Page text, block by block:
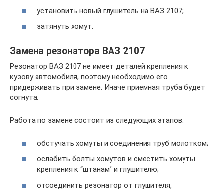
установить новый глушитель на ВАЗ 2107;
затянуть хомут.
Замена резонатора ВАЗ 2107
Резонатор ВАЗ 2107 не имеет деталей крепления к
кузову автомобиля, поэтому необходимо его
придерживать при замене. Иначе приемная труба будет
согнута.
Работа по замене состоит из следующих этапов:
обстучать хомуты и соединения труб молотком;
ослабить болты хомутов и сместить хомуты
крепления к “штанам” и глушителю;
отсоединить резонатор от глушителя,